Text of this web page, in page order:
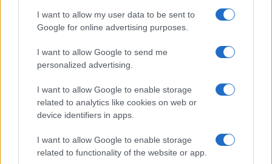
I want to allow my user data to be sent to
Google for online advertising purposes.
I want to allow Google to send me
personalized advertising.
I want to allow Google to enable storage
related to analytics like cookies on web or
device identifiers in apps.
I want to allow Google to enable storage
related to functionality of the website or app.
Monte Pino, via i cancelli del cantiere: la Gallura
ritrova la strada